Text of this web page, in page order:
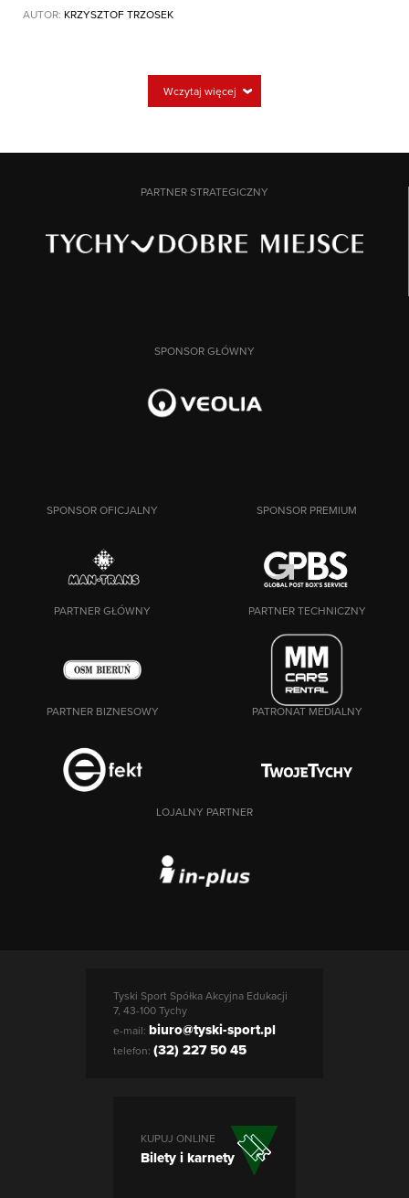
AUTOR: KRZYSZTOF TRZOSEK
Wczytaj więcej
PARTNER STRATEGICZNY
SPONSOR GŁÓWNY
SPONSOR OFICJALNY SPONSOR PREMIUM
PARTNER GŁÓWNY PARTNER TECHNICZNY
PARTNER BIZNESOWY PATRONAT MEDIALNY
LOJALNY PARTNER
Tyski Sport Spółka Akcyjna Edukacji
7, 43-100 Tychy
e-mail: biuro@tyski-sport.pl
telefon: (32) 227 50 45
KUPUJ ONLINE
Bilety i karnety